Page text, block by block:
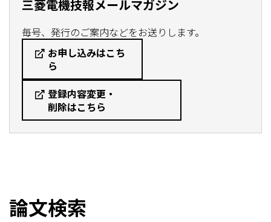
三菱電機技報メールマガジン
毎号、発行のご案内などをお送りします。
お申し込みはこち
ら
登録内容変更・
削除はこちら
論文検索